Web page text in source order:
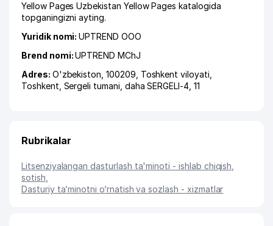
Yellow Pages Uzbekistan Yellow Pages katalogida
topganingizni ayting.
Yuridik nomi:UPTREND ООО
Brend nomi:UPTREND MChJ
Adres: O'zbekiston, 100209, Toshkent viloyati
Toshkent Sergeli tumani daha SERGELI-4 , 11
Rubrikalar
Litsenziyalangan dasturlash ta'minoti - ishlab chiqish,
sotish
Dasturiy ta’minotni o‘rnatish va sozlash - xizmatlar